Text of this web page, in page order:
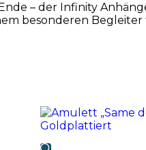
– der Infinity
besonderen Begleiter